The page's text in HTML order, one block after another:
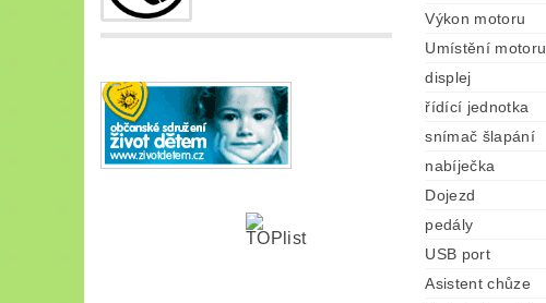
Výkon motoru
Umístění motoru
displej
řídící jednotka
snímač šlapání
nabíječka
Dojezd
pedály
USB port
Asistent chůze